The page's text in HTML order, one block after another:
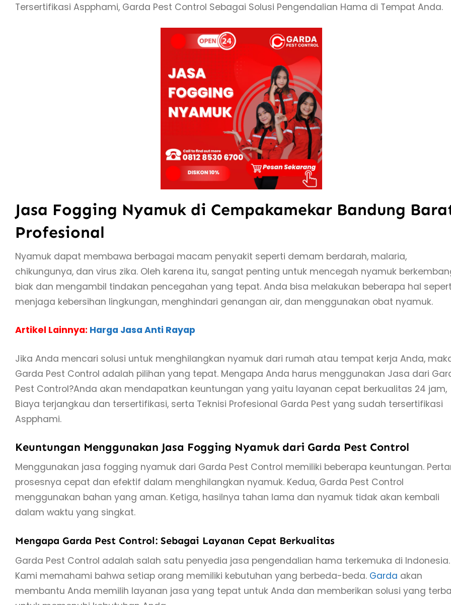
Tersertifikasi Aspphami, Garda Pest Control Sebagai Solusi Pengendalian Hama di Tempat Anda.
Jasa Fogging Nyamuk di Cempakamekar Bandung
Profesional
Nyamuk dapat membawa berbagai macam penyakit seperti demam berdarah, malaria,
chikungunya, dan virus zika. Oleh karena itu, sangat penting untuk mencegah nyamuk
biak dan mengambil tindakan pencegahan yang tepat. Anda bisa melakukan beberapa hal
menjaga kebersihan lingkungan, menghindari genangan air, dan menggunakan obat nyamuk.
Artikel Lainnya: Harga Jasa Anti Rayap
Jika Anda mencari solusi untuk menghilangkan nyamuk dari rumah atau tempat kerja Anda,
Garda Pest Control adalah pilihan yang tepat. Mengapa Anda harus menggunakan Jasa dari
Pest Control?Anda akan mendapatkan keuntungan yang yaitu layanan cepat berkualitas 24 jam,
Biaya terjangkau dan tersertifikasi, serta Teknisi Profesional Garda Pest yang sudah tersertifikasi
Aspphami.
Keuntungan Menggunakan Jasa Fogging Nyamuk dari Garda Pest Control
Menggunakan jasa fogging nyamuk dari Garda Pest Control memiliki beberapa keuntungan.
prosesnya cepat dan efektif dalam menghilangkan nyamuk. Kedua, Garda Pest Control
menggunakan bahan yang aman. Ketiga, hasilnya tahan lama dan nyamuk tidak akan kembali
dalam waktu yang singkat.
Mengapa Garda Pest Control: Sebagai Layanan Cepat Berkualitas
Garda Pest Control adalah salah satu penyedia jasa pengendalian hama terkemuka di Indonesia.
Kami memahami bahwa setiap orang memiliki kebutuhan yang berbeda-beda. Garda akan
membantu Anda memilih layanan jasa yang tepat untuk Anda dan memberikan solusi yang